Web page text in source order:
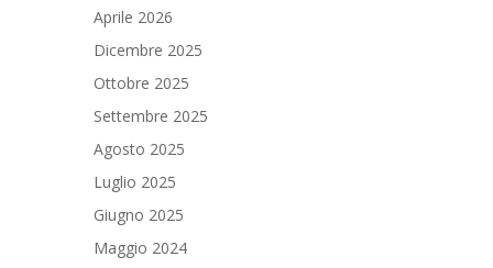
Aprile 2026
Dicembre 2025
Ottobre 2025
Settembre 2025
Agosto 2025
Luglio 2025
Giugno 2025
Maggio 2024